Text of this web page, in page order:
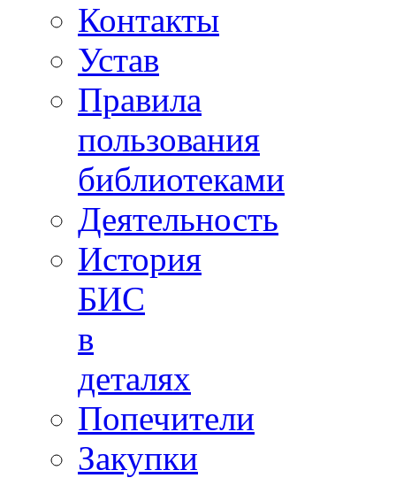
Контакты
Устав
Правила
пользования
библиотеками
Деятельность
История
БИС
в
деталях
Попечители
Закупки